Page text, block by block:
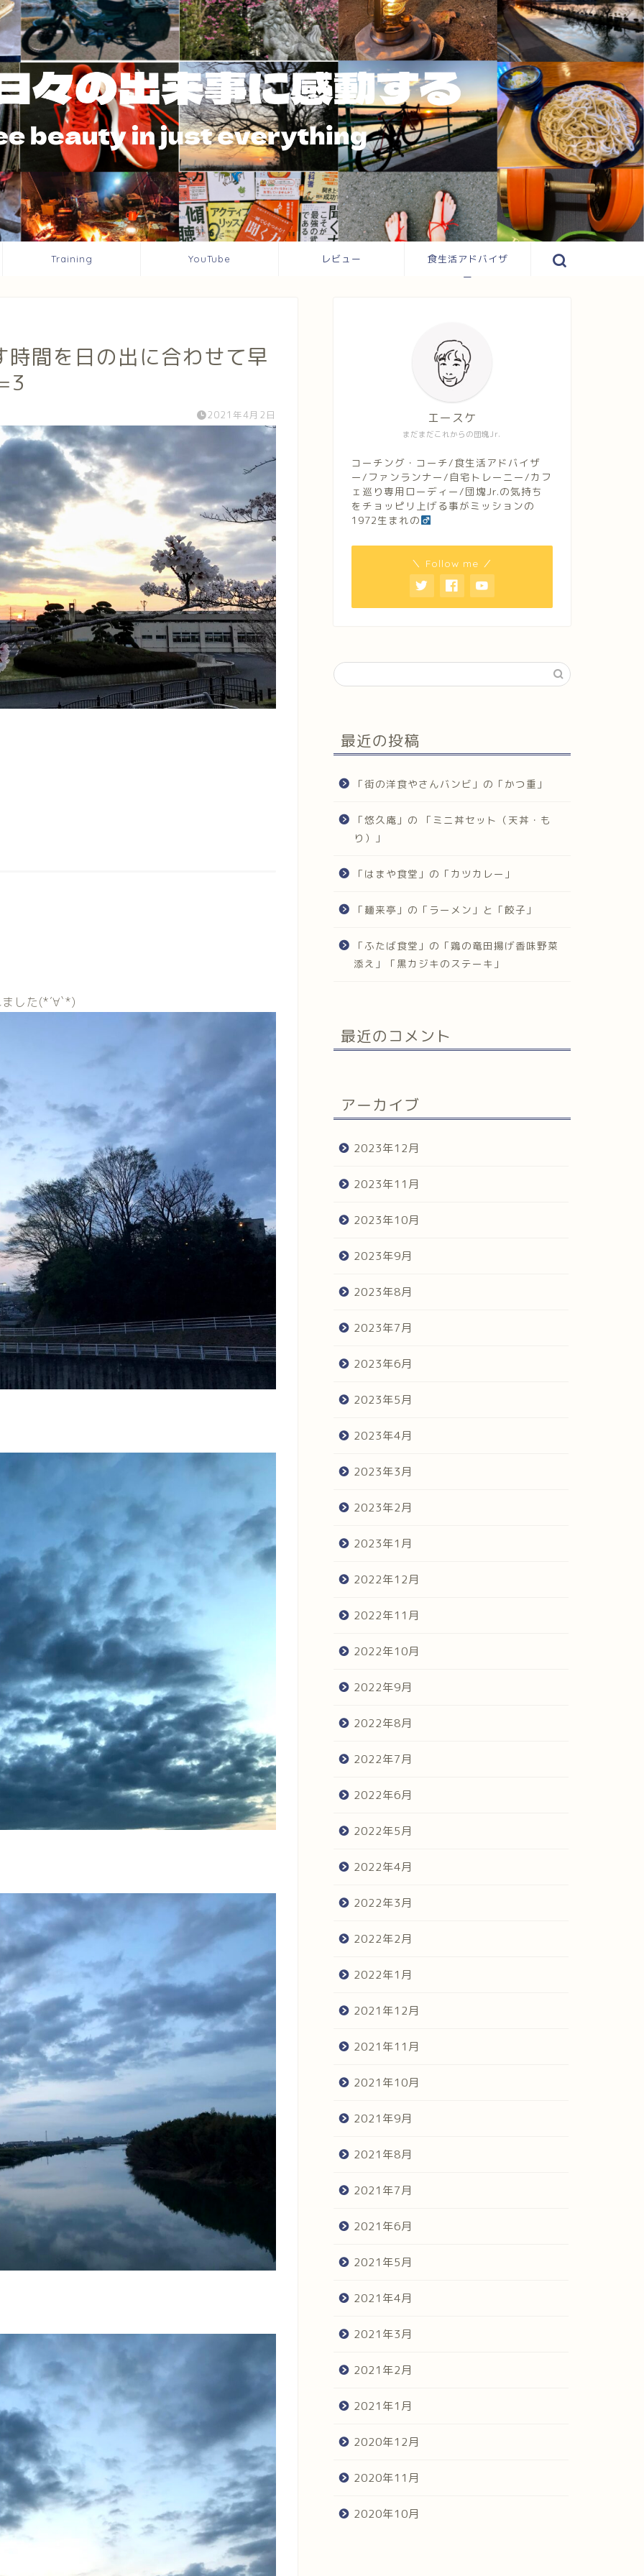
Training YouTube レビュー
食生活アドバイザ
ー
間を日の出に合わせて早
2021年4月2日
した(*´∀`*)
まだまだこれからの団塊Jr.
エースケ
コーチング・コーチ/食生活アドバイザ
ー/ファンランナー/自宅トレーニー/カフ
ェ巡り専用ローディー/団塊Jr.の気持ち
をチョッピリ上げる事がミッションの
1972生まれの
＼ Follow me ／
最近の投稿
「街の洋食やさんバンビ」の「かつ重」
「悠久庵」の 「ミニ丼セット（天丼・も
り）」
「はまや食堂」の「カツカレー」
「麺来亭」の「ラーメン」と「餃子」
「ふたば食堂」の「鶏の竜田揚げ香味野菜
添え」「黒カジキのステーキ」
最近のコメント
アーカイブ
2023年12月
2023年11月
2023年10月
2023年9月
2023年8月
2023年7月
2023年6月
2023年5月
2023年4月
2023年3月
2023年2月
2023年1月
2022年12月
2022年11月
2022年10月
2022年9月
2022年8月
2022年7月
2022年6月
2022年5月
2022年4月
2022年3月
2022年2月
2022年1月
2021年12月
2021年11月
2021年10月
2021年9月
2021年8月
2021年7月
2021年6月
2021年5月
2021年4月
2021年3月
2021年2月
2021年1月
2020年12月
2020年11月
2020年10月